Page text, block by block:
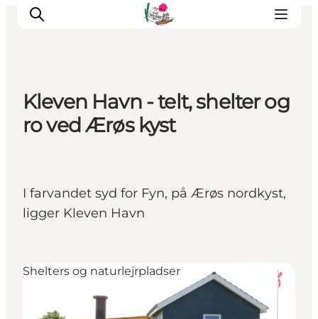
Oplevelser
Det sker
Kleven Havn - telt, shelter og
ro ved Ærøs kyst
I farvandet syd for Fyn, på Ærøs nordkyst,
ligger Kleven Havn
Shelters og naturlejrpladser